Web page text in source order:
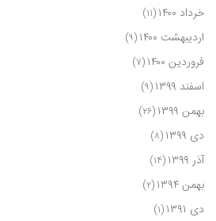
خرداد ۱۴۰۰ (۱۱)
اردیبهشت ۱۴۰۰ (۹)
فروردین ۱۴۰۰ (۷)
اسفند ۱۳۹۹ (۹)
بهمن ۱۳۹۹ (۲۶)
دی ۱۳۹۹ (۸)
آذر ۱۳۹۹ (۱۴)
بهمن ۱۳۹۴ (۲)
دی ۱۳۹۱ (۱)